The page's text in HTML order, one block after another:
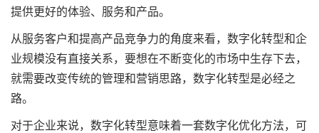
提供更好的体验、服务和产品。
从服务客户和提高产品竞争力的角度来看，数字化转型和企
业规模没有直接关系，要想在不断变化的市场中生存下去，
就需要改变传统的管理和营销思路，数字化转型是必经之
路。
对于企业来说，数字化转型意味着一套数字化优化方法，可